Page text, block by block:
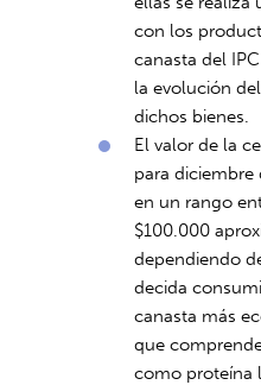
con los
canasta del
la evolución
dichos bienes.
El valor de la
para diciembre
en un rango
$100.000
dependiendo
decida
canasta más
que
como proteína